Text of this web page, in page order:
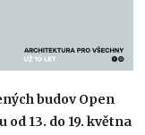
budov Open
13. do 19. května